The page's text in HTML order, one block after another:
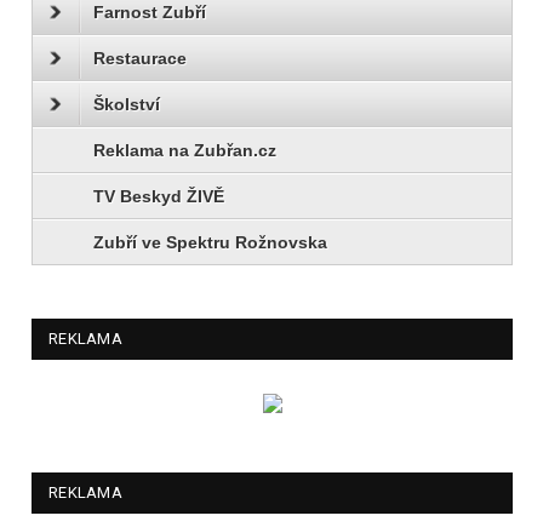
Farnost Zubří
Restaurace
Školství
Reklama na Zubřan.cz
TV Beskyd ŽIVĚ
Zubří ve Spektru Rožnovska
REKLAMA
REKLAMA